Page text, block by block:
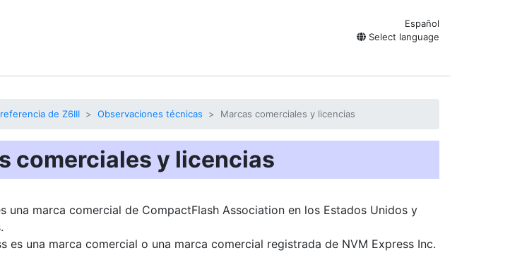
Español
Select language
de Z6III Observaciones técnicas Marcas comerciales y licencias
comerciales y licencias
una marca comercial de CompactFlash Association en los Estados Unidos y
es una marca comercial o una marca comercial registrada de NVM Express Inc.